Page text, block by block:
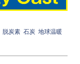
脱炭素 石炭 地球温暖